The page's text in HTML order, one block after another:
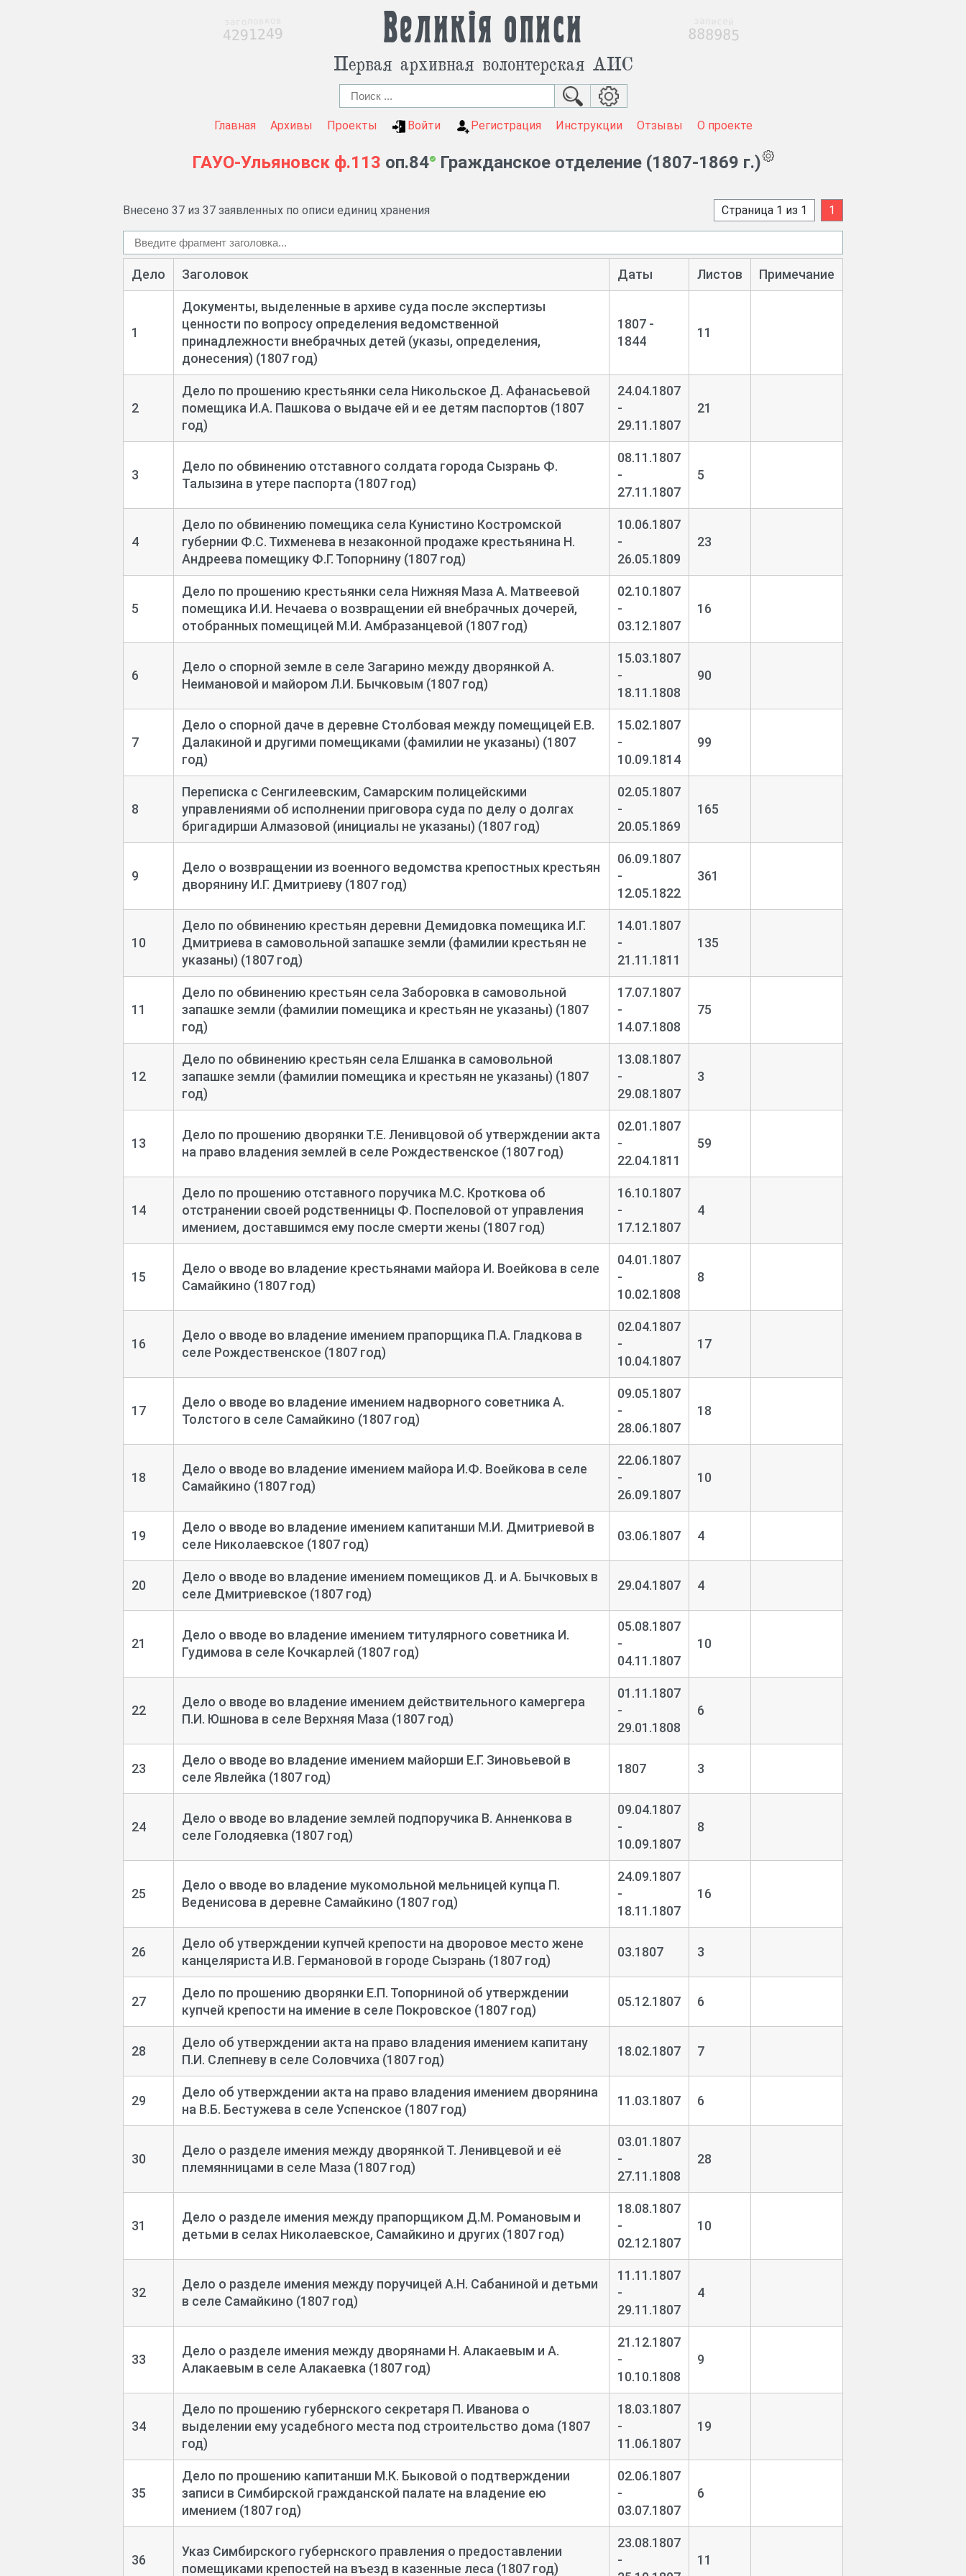
Великія описи
Первая архивная волонтерская АИС
Главная Архивы Проекты Войти Регистрация Инструкции Отзывы О проекте
ГАУО-Ульяновск ф.113 оп.84 Гражданское отделение (1807-1869 г.)
Внесено 37 из 37 заявленных по описи единиц хранения Страница 1 из 1 1
Дело Заголовок Даты Листов Примечание
1
Документы, выделенные в архиве суда после экспертизы
ценности по вопросу определения ведомственной
принадлежности внебрачных детей (указы, определения,
донесения) (1807 год)
1807 -
1844
11
2
Дело по прошению крестьянки села Никольское Д. Афанасьевой
помещика И.А. Пашкова о выдаче ей и ее детям паспортов (1807
год)
24.04.1807
-
29.11.1807
21
3
Дело по обвинению отставного солдата города Сызрань Ф.
Талызина в утере паспорта (1807 год)
08.11.1807
-
27.11.1807
5
4
Дело по обвинению помещика села Кунистино Костромской
губернии Ф.С. Тихменева в незаконной продаже крестьянина Н.
Андреева помещику Ф.Г. Топорнину (1807 год)
10.06.1807
-
26.05.1809
23
5
Дело по прошению крестьянки села Нижняя Маза А. Матвеевой
помещика И.И. Нечаева о возвращении ей внебрачных дочерей,
отобранных помещицей М.И. Амбразанцевой (1807 год)
02.10.1807
-
03.12.1807
16
6
Дело о спорной земле в селе Загарино между дворянкой А.
Неимановой и майором Л.И. Бычковым (1807 год)
15.03.1807
-
18.11.1808
90
7
Дело о спорной даче в деревне Столбовая между помещицей Е.В.
Далакиной и другими помещиками (фамилии не указаны) (1807
год)
15.02.1807
-
10.09.1814
99
8
Переписка с Сенгилеевским, Самарским полицейскими
управлениями об исполнении приговора суда по делу о долгах
бригадирши Алмазовой (инициалы не указаны) (1807 год)
02.05.1807
-
20.05.1869
165
9
Дело о возвращении из военного ведомства крепостных крестьян
дворянину И.Г. Дмитриеву (1807 год)
06.09.1807
-
12.05.1822
361
10
Дело по обвинению крестьян деревни Демидовка помещика И.Г.
Дмитриева в самовольной запашке земли (фамилии крестьян не
указаны) (1807 год)
14.01.1807
-
21.11.1811
135
11
Дело по обвинению крестьян села Заборовка в самовольной
запашке земли (фамилии помещика и крестьян не указаны) (1807
год)
17.07.1807
-
14.07.1808
75
12
Дело по обвинению крестьян села Елшанка в самовольной
запашке земли (фамилии помещика и крестьян не указаны) (1807
год)
13.08.1807
-
29.08.1807
3
13
Дело по прошению дворянки Т.Е. Ленивцовой об утверждении акта
на право владения землей в селе Рождественское (1807 год)
02.01.1807
-
22.04.1811
59
14
Дело по прошению отставного поручика М.С. Кроткова об
отстранении своей родственницы Ф. Поспеловой от управления
имением, доставшимся ему после смерти жены (1807 год)
16.10.1807
-
17.12.1807
4
15
Дело о вводе во владение крестьянами майора И. Воейкова в селе
Самайкино (1807 год)
04.01.1807
-
10.02.1808
8
16
Дело о вводе во владение имением прапорщика П.А. Гладкова в
селе Рождественское (1807 год)
02.04.1807
-
10.04.1807
17
17
Дело о вводе во владение имением надворного советника А.
Толстого в селе Самайкино (1807 год)
09.05.1807
-
28.06.1807
18
18
Дело о вводе во владение имением майора И.Ф. Воейкова в селе
Самайкино (1807 год)
22.06.1807
-
26.09.1807
10
19
Дело о вводе во владение имением капитанши М.И. Дмитриевой в
селе Николаевское (1807 год)
03.06.1807 4
20
Дело о вводе во владение имением помещиков Д. и А. Бычковых в
селе Дмитриевское (1807 год)
29.04.1807 4
21
Дело о вводе во владение имением титулярного советника И.
Гудимова в селе Кочкарлей (1807 год)
05.08.1807
-
04.11.1807
10
22
Дело о вводе во владение имением действительного камергера
П.И. Юшнова в селе Верхняя Маза (1807 год)
01.11.1807
-
29.01.1808
6
23
Дело о вводе во владение имением майорши Е.Г. Зиновьевой в
селе Явлейка (1807 год)
1807 3
24
Дело о вводе во владение землей подпоручика В. Анненкова в
селе Голодяевка (1807 год)
09.04.1807
-
10.09.1807
8
25
Дело о вводе во владение мукомольной мельницей купца П.
Веденисова в деревне Самайкино (1807 год)
24.09.1807
-
18.11.1807
16
26
Дело об утверждении купчей крепости на дворовое место жене
канцеляриста И.В. Германовой в городе Сызрань (1807 год)
03.1807 3
27
Дело по прошению дворянки Е.П. Топорниной об утверждении
купчей крепости на имение в селе Покровское (1807 год)
05.12.1807 6
28
Дело об утверждении акта на право владения имением капитану
П.И. Слепневу в селе Соловчиха (1807 год)
18.02.1807 7
29
Дело об утверждении акта на право владения имением дворянина
на В.Б. Бестужева в селе Успенское (1807 год)
11.03.1807 6
30
Дело о разделе имения между дворянкой Т. Ленивцевой и её
племянницами в селе Маза (1807 год)
03.01.1807
-
27.11.1808
28
31
Дело о разделе имения между прапорщиком Д.М. Романовым и
детьми в селах Николаевское, Самайкино и других (1807 год)
18.08.1807
-
02.12.1807
10
32
Дело о разделе имения между поручицей А.Н. Сабаниной и детьми
в селе Самайкино (1807 год)
11.11.1807
-
29.11.1807
4
33
Дело о разделе имения между дворянами Н. Алакаевым и А.
Алакаевым в селе Алакаевка (1807 год)
21.12.1807
-
10.10.1808
9
34
Дело по прошению губернского секретаря П. Иванова о
выделении ему усадебного места под строительство дома (1807
год)
18.03.1807
-
11.06.1807
19
35
Дело по прошению капитанши М.К. Быковой о подтверждении
записи в Симбирской гражданской палате на владение ею
имением (1807 год)
02.06.1807
-
03.07.1807
6
36
Указ Симбирского губернского правления о предоставлении
помещиками крепостей на въезд в казенные леса (1807 год)
23.08.1807
-
11
4291249 888985